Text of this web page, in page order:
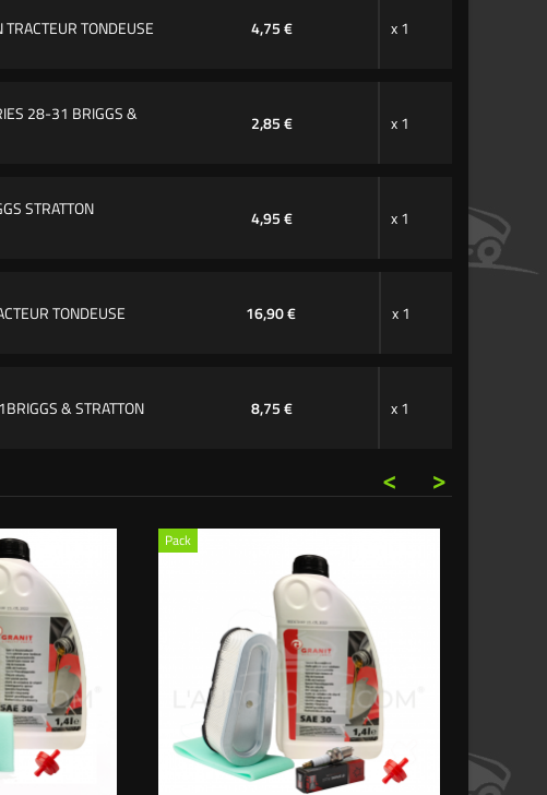
TONDEUSE 4,75 € x 1
28-31 BRIGGS &
2,85 € x 1
STRATTON
4,95 € x 1
TONDEUSE 16,90 € x 1
& STRATTON 8,75 € x 1
>
<
Pack